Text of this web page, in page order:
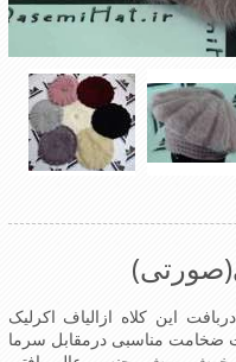
این کلاه ازالیاف اکرلیک
ضخامت مناسبی درمقابل سرما